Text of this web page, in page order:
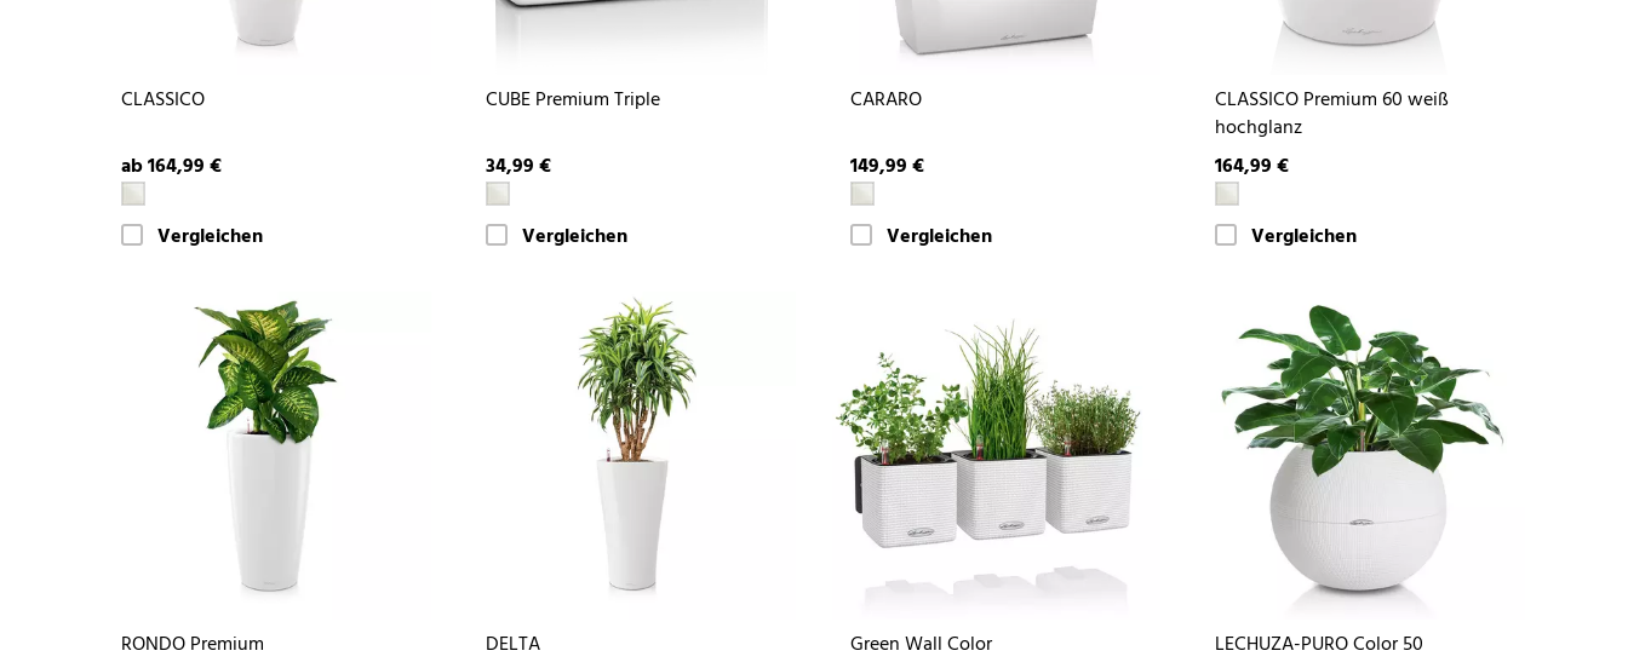
CLASSICO
ab 164,99 €
Vergleichen
CUBE Premium Triple
34,99 €
Vergleichen
CARARO
149,99 €
Vergleichen
CLASSICO Premium 60 weiß
hochglanz
164,99 €
Vergleichen
RONDO Premium DELTA Green Wall Color LECHUZA-PURO Color 50